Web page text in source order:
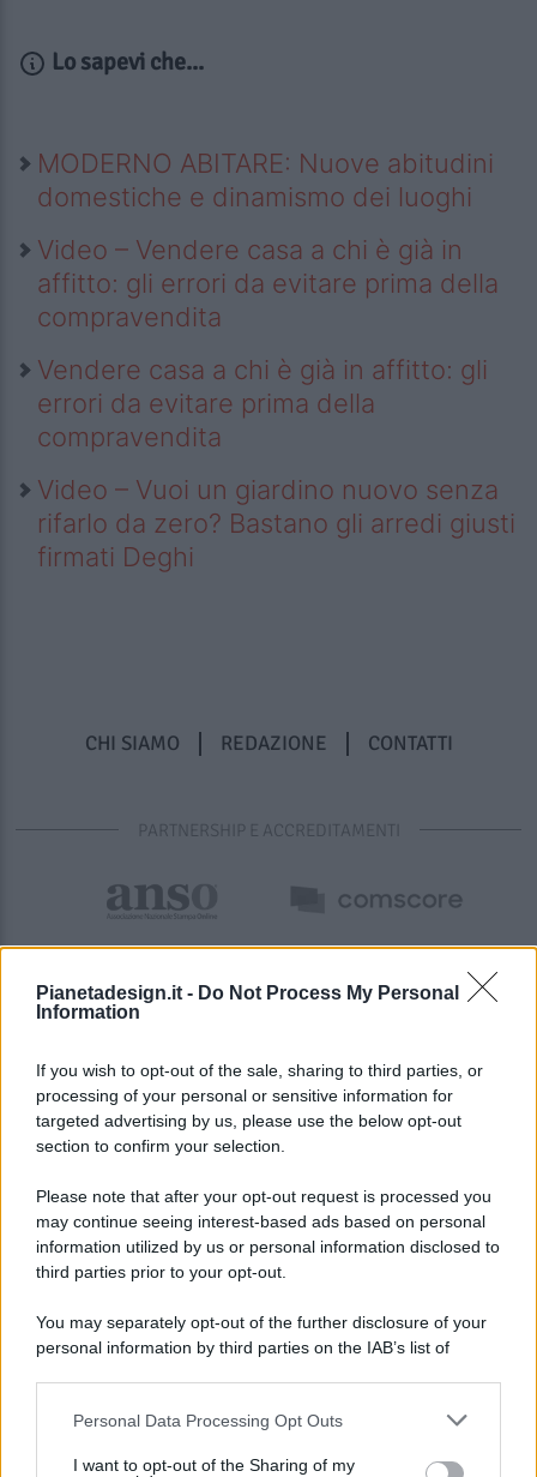
Pianetadesign.it - Do Not Process My Personal
Information
If you wish to opt-out of the sale, sharing to third parties, or
processing of your personal or sensitive information for
targeted advertising by us, please use the below opt-out
section to confirm your selection.
Please note that after your opt-out request is processed you
may continue seeing interest-based ads based on personal
information utilized by us or personal information disclosed to
third parties prior to your opt-out.
You may separately opt-out of the further disclosure of your
personal information by third parties on the IAB’s list of
This information may also be disclosed by us to third parties
Personal Data Processing Opt Outs
I want to opt-out of the Sharing of my
Lo sapevi che...
MODERNO ABITARE: Nuove abitudini
domestiche e dinamismo dei luoghi
Video – Vendere casa a chi è già in
affitto: gli errori da evitare prima della
compravendita
Vendere casa a chi è già in affitto: gli
errori da evitare prima della
compravendita
Video – Vuoi un giardino nuovo senza
rifarlo da zero? Bastano gli arredi giusti
firmati Deghi
CHI SIAMO REDAZIONE CONTATTI
PARTNERSHIP E ACCREDITAMENTI
© 2026 - Pianeta Design - P.IVA 04827280654 - Testata
Registrata Al Tribunale Di Nocera Inferiore N. 8/2020 - RG N.
ISCRIZIONE AL ROC N. 35792 – ISCRITTA ALL’ANSO
(ASSOCIAZIONE NAZIONALE STAMPA ONLINE)
PREFERENZE PRIVACY